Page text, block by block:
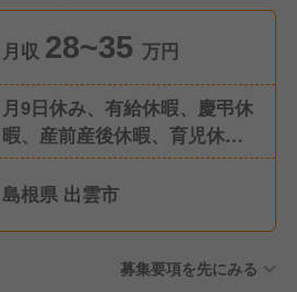
月収 28~35 万円
月9日休み、有給休暇、慶弔休
暇、産前産後休暇、育児休
暇、介護休暇
島根県 出雲市
募集要項を先にみる